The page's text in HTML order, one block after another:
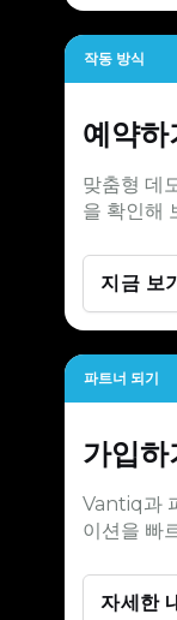
작동 방식
예약하
맞춤형 데
을 확인해
지금 보
파트너 되기
가입하
Vantiq과
이션을 빠
자세한